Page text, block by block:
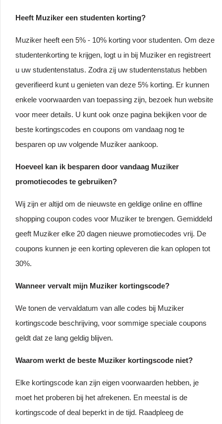
Heeft Muziker een studenten korting?
Muziker heeft een 5% - 10% korting voor studenten. Om deze
studentenkorting te krijgen, logt u in bij Muziker en registreert
u uw studentenstatus. Zodra zij uw studentenstatus hebben
geverifieerd kunt u genieten van deze 5% korting. Er kunnen
enkele voorwaarden van toepassing zijn, bezoek hun website
voor meer details. U kunt ook onze pagina bekijken voor de
beste kortingscodes en coupons om vandaag nog te
besparen op uw volgende Muziker aankoop.
Hoeveel kan ik besparen door vandaag Muziker
promotiecodes te gebruiken?
Wij zijn er altijd om de nieuwste en geldige online en offline
shopping coupon codes voor Muziker te brengen. Gemiddeld
geeft Muziker elke 20 dagen nieuwe promotiecodes vrij. De
coupons kunnen je een korting opleveren die kan oplopen tot
30%.
Wanneer vervalt mijn Muziker kortingscode?
We tonen de vervaldatum van alle codes bij Muziker
kortingscode beschrijving, voor sommige speciale coupons
geldt dat ze lang geldig blijven.
Waarom werkt de beste Muziker kortingscode niet?
Elke kortingscode kan zijn eigen voorwaarden hebben, je
moet het proberen bij het afrekenen. En meestal is de
kortingscode of deal beperkt in de tijd. Raadpleeg de